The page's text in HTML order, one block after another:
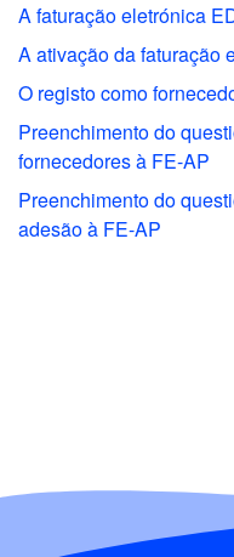
A faturação eletrónica
A ativação da faturação
O registo como
Preenchimento do
fornecedores à FE-AP
Preenchimento do
adesão à FE-AP